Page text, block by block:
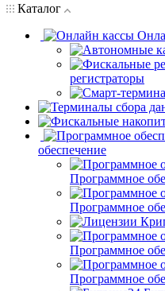
Каталог
регистраторы
обеспечение
Программное
Программное
Программное
Программное